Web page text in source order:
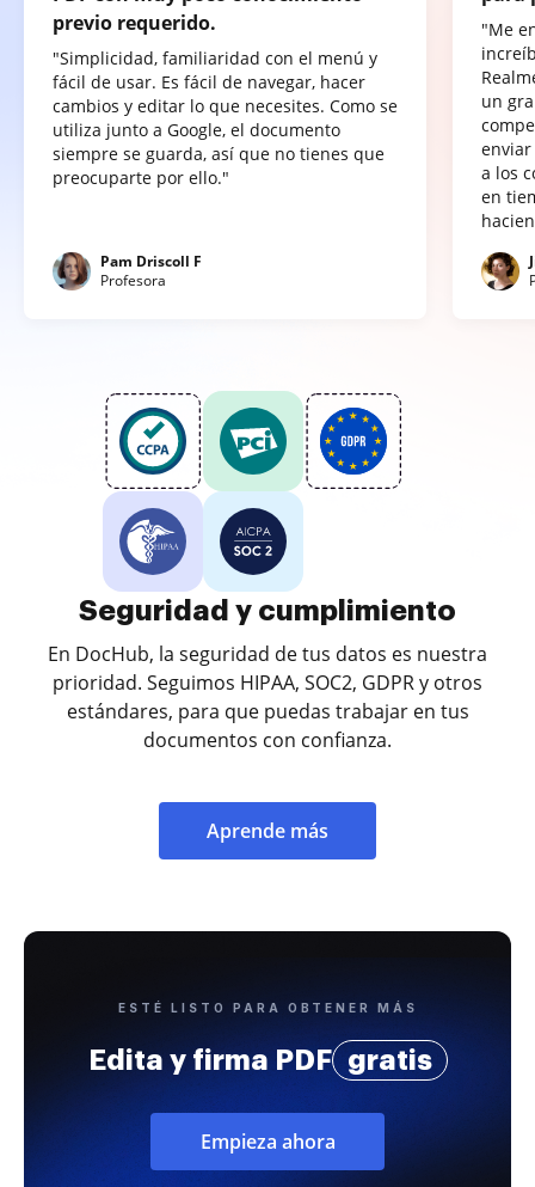
previo requerido.
"Simplicidad, familiaridad con el menú y
fácil de usar. Es fácil de navegar, hacer
cambios y editar lo que necesites. Como se
utiliza junto a Google, el documento
siempre se guarda, así que no tienes que
preocuparte por ello."
Pam Driscoll F
Profesora
"Me
un
a los
en
Seguridad y cumplimiento
En DocHub, la seguridad de tus datos es nuestra
prioridad. Seguimos HIPAA, SOC2, GDPR y otros
estándares, para que puedas trabajar en tus
documentos con confianza.
Aprende más
ESTÉ LISTO PARA OBTENER MÁS
Edita y firma PDF gratis
Empieza ahora